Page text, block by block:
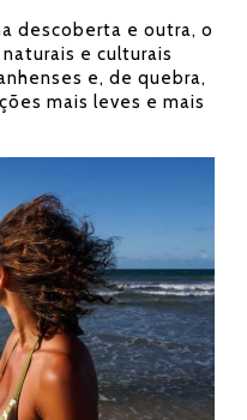
descoberta e outra, o
e culturais
e, de quebra,
mais leves e mais